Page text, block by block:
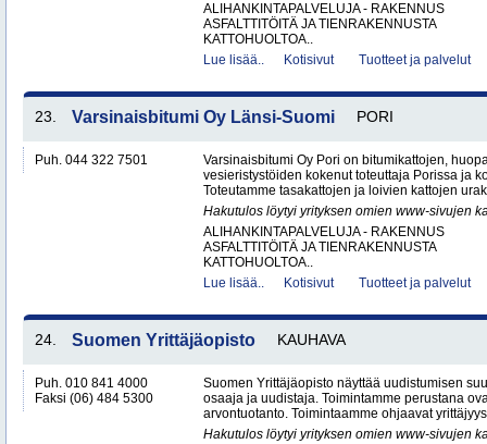
ALIHANKINTAPALVELUJA - RAKENNUS
ASFALTTITÖITÄ JA TIENRAKENNUSTA
KATTOHUOLTOA..
Lue lisää..
Kotisivut Tuotteet ja palvelut
23. Varsinaisbitumi Oy Länsi-Suomi PORI
Puh. 044 322 7501
Varsinaisbitumi Oy Pori on bitumikattojen,
vesieristystöiden kokenut toteuttaja Porissa ja
Toteutamme tasakattojen ja loivien kattojen
Hakutulos löytyi yrityksen omien www-sivujen
ALIHANKINTAPALVELUJA - RAKENNUS
ASFALTTITÖITÄ JA TIENRAKENNUSTA
KATTOHUOLTOA..
Lue lisää..
Kotisivut Tuotteet ja palvelut
24. Suomen Yrittäjäopisto KAUHAVA
Puh. 010 841 4000
Faksi (06) 484 5300
Suomen Yrittäjäopisto näyttää uudistumisen
osaaja ja uudistaja. Toimintamme perustana
arvontuotanto. Toimintaamme ohjaavat
Hakutulos löytyi yrityksen omien www-sivujen